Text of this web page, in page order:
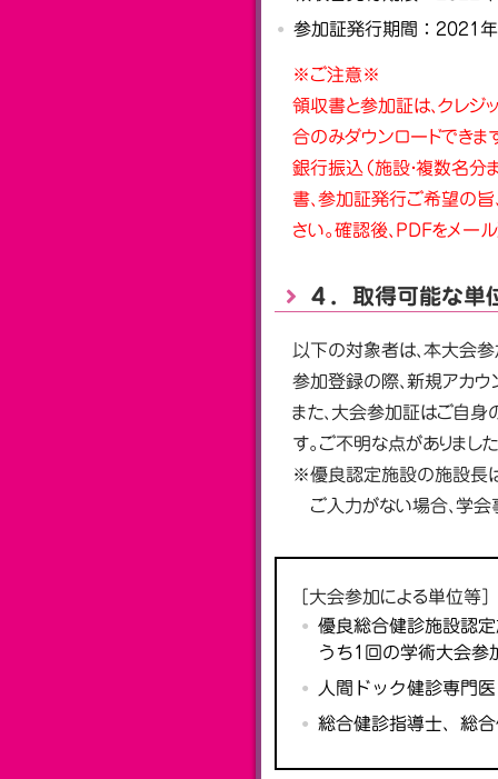
参加証発行期間：2021
※ご注意※
領収書と参加証は、クレジ
合のみダウンロードできま
銀行振込（施設・複数名分
書、参加証発行ご希望の
さい。確認後、PDFをメー
４．取得可能な単
以下の対象者は、本大会
参加登録の際、新規アカ
また、大会参加証はご自身
す。ご不明な点がありまし
※優良認定施設の施設長
ご入力がない場合、学会
［大会参加による単位等］
優良総合健診施設認
うち1回の学術大会参
人間ドック健診専門
総合健診指導士、総